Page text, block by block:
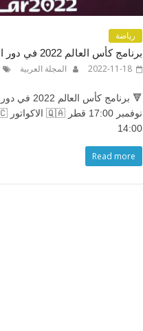
رياضة
برنامج كأس العالم 2022 في دور المجموعات
2022-11-18
المجلة العربية
14:00
Read more